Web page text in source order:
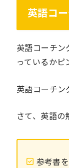
英語コ
英語コーチ
っているかピ
英語コーチン
さて、英語
参考書